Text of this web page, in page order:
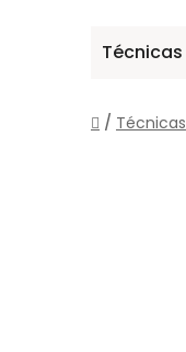
Técnicas
Inicio
/ Técnicas